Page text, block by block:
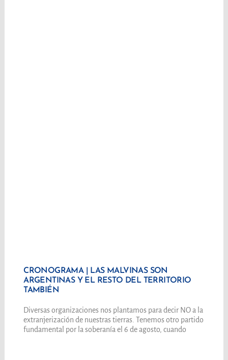
CRONOGRAMA | LAS MALVINAS SON
ARGENTINAS Y EL RESTO DEL TERRITORIO
TAMBIÉN
Diversas organizaciones nos plantamos para decir NO a la
extranjerización de nuestras tierras. Tenemos otro partido
fundamental por la soberanía el 6 de agosto, cuando